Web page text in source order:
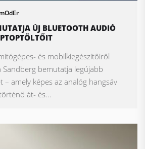
ÚJ BLUETOOTH AUDIÓ
és mobilkiegészítőiről
Sandberg bemutatja legújabb
amely képes az analóg hangsáv
át- és...